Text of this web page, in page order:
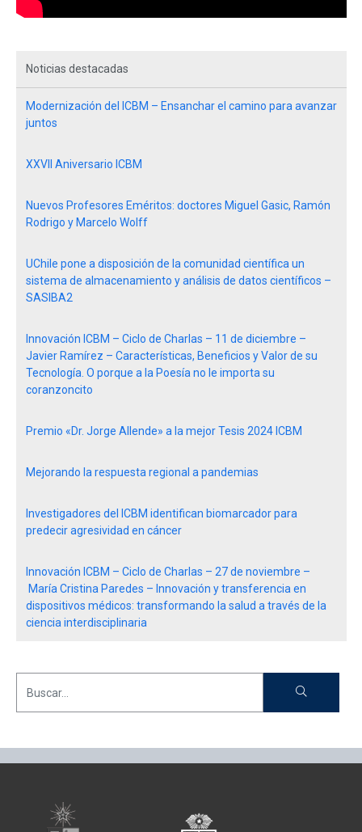
Noticias destacadas
Modernización del ICBM – Ensanchar el camino para avanzar
juntos
XXVII Aniversario ICBM
Nuevos Profesores Eméritos: doctores Miguel Gasic, Ramón
Rodrigo y Marcelo Wolff
UChile pone a disposición de la comunidad científica un
sistema de almacenamiento y análisis de datos científicos –
SASIBA2
Innovación ICBM – Ciclo de Charlas – 11 de diciembre –
Javier Ramírez – Características, Beneficios y Valor de su
Tecnología. O porque a la Poesía no le importa su
coranzoncito
Premio «Dr. Jorge Allende» a la mejor Tesis 2024 ICBM
Mejorando la respuesta regional a pandemias
Investigadores del ICBM identifican biomarcador para
predecir agresividad en cáncer
Innovación ICBM – Ciclo de Charlas – 27 de noviembre –
María Cristina Paredes – Innovación y transferencia en
dispositivos médicos: transformando la salud a través de la
ciencia interdisciplinaria